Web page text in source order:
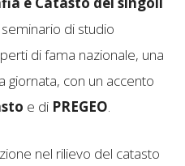
di studio
di fama nazionale, una
giornata, con un accento
e di PREGEO
nel rilievo del catasto